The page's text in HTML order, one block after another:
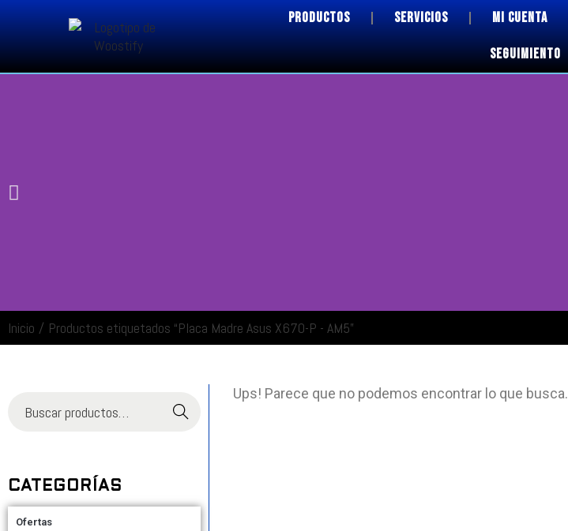
PRODUCTOS SERVICIOS MI CUENTA
SEGUIMIENTO
ENTRAR
Inicio / Productos etiquetados “Placa Madre Asus X670-P - AM5”
Buscar
CATEGORÍAS
Ofertas
Ups! Parece que no podemos encontrar lo que busca.